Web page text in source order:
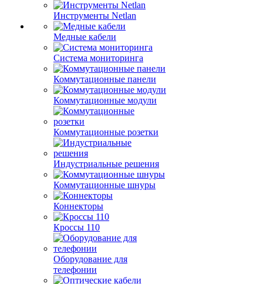
Инструменты Netlan
Медные кабели
Система мониторинга
Коммутационные панели
Коммутационные модули
Коммутационные розетки
Индустриальные решения
Коммутационные шнуры
Коннекторы
Кроссы 110
Оборудование для
телефонии